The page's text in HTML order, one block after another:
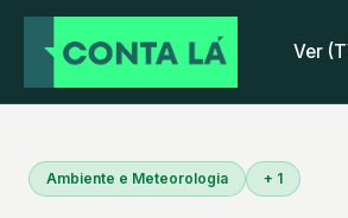
Ver
Ambiente e Meteorologia + 1